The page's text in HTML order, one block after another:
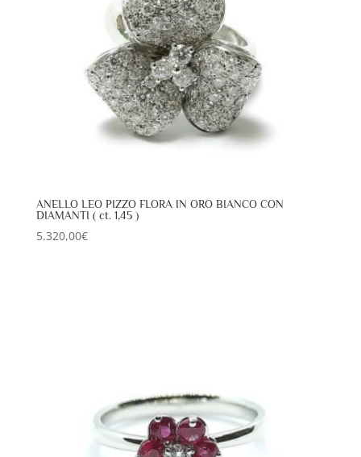
ANELLO LEO PIZZO FLORA IN ORO BIANCO CON
DIAMANTI ( ct. 1,45 )
5.320,00€